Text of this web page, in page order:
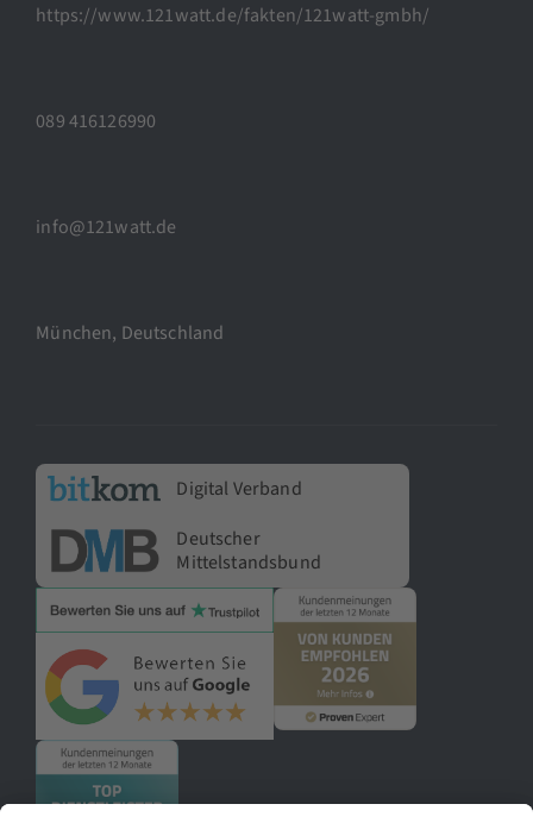
https://www.121watt.de/fakten/121watt-gmbh/
089 416126990
info@121watt.de
München, Deutschland
Digital Verband
Deutscher
Mittelstandsbund